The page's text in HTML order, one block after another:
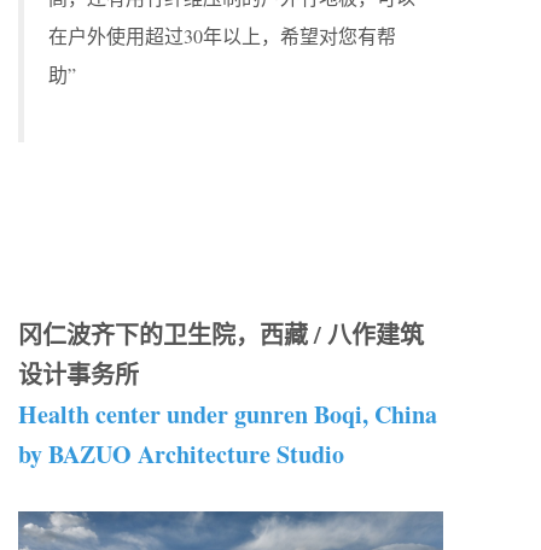
在户外使用超过30年以上，希望对您有帮
助”
冈仁波齐下的卫生院，西藏 / 八作建筑
设计事务所
Health center under gunren Boqi, China
by BAZUO Architecture Studio